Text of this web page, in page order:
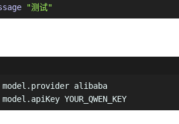
"测试"
model.provider alibaba
model.apiKey YOUR_QWEN_KEY